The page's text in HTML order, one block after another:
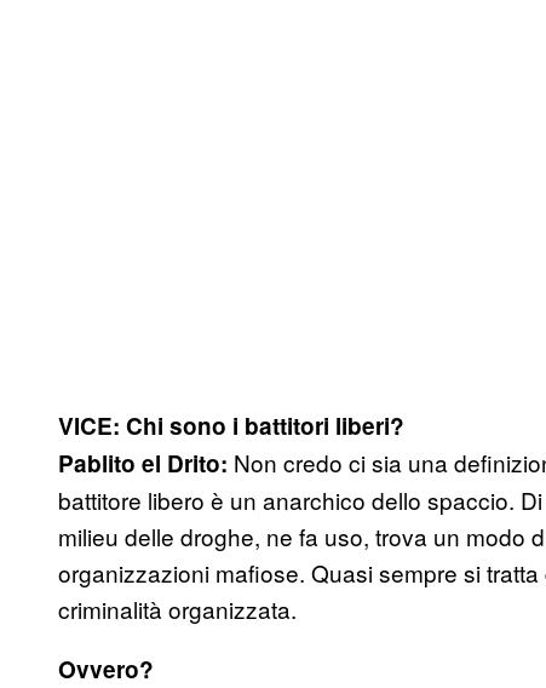
VICE: Chi sono i battitori liberi?
Pablito el Drito: Non credo ci sia una
battitore libero è un anarchico dello spaccio.
milieu delle droghe, ne fa uso, trova un modo
organizzazioni mafiose. Quasi sempre si
criminalità organizzata.
Ovvero?